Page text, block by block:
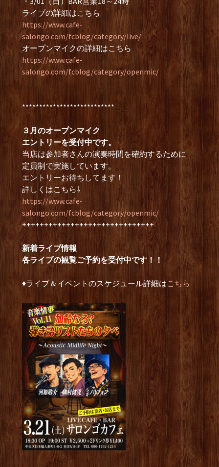
ライブの詳細はこちら
https://www.cafe-
salongo.com/fcblog/category/live/
オープンマイクの詳細はこちら
https://www.cafe-
salongo.com/fcblog/category/openmic/
***************************
３月のオープンマイク
エントリーを受付中です。
当店は参加者さんの演奏時間を確約するために
定員制で実施しています。
エントリーお待ちしてます！
詳しくはこちら⇩
https://www.cafe-
salongo.com/fcblog/category/openmic/
++++++++++++++++++++++++++++++
新着ライブ情報
各ライブの観覧ご予約を受付中です！！
♦︎ライブ＆イベントのスケジュール詳細はこちら